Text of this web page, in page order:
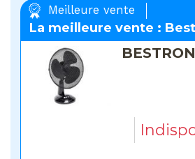
Meilleure vente
La meilleure vente :